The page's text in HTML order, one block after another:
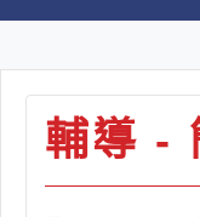
輔導 -